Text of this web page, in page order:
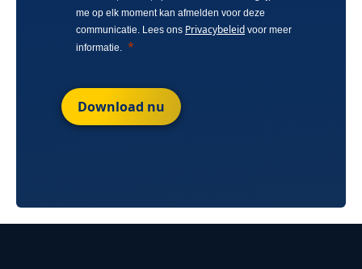
me op elk moment kan afmelden voor deze
communicatie. Lees ons Privacybeleid voor meer
informatie.
Download nu